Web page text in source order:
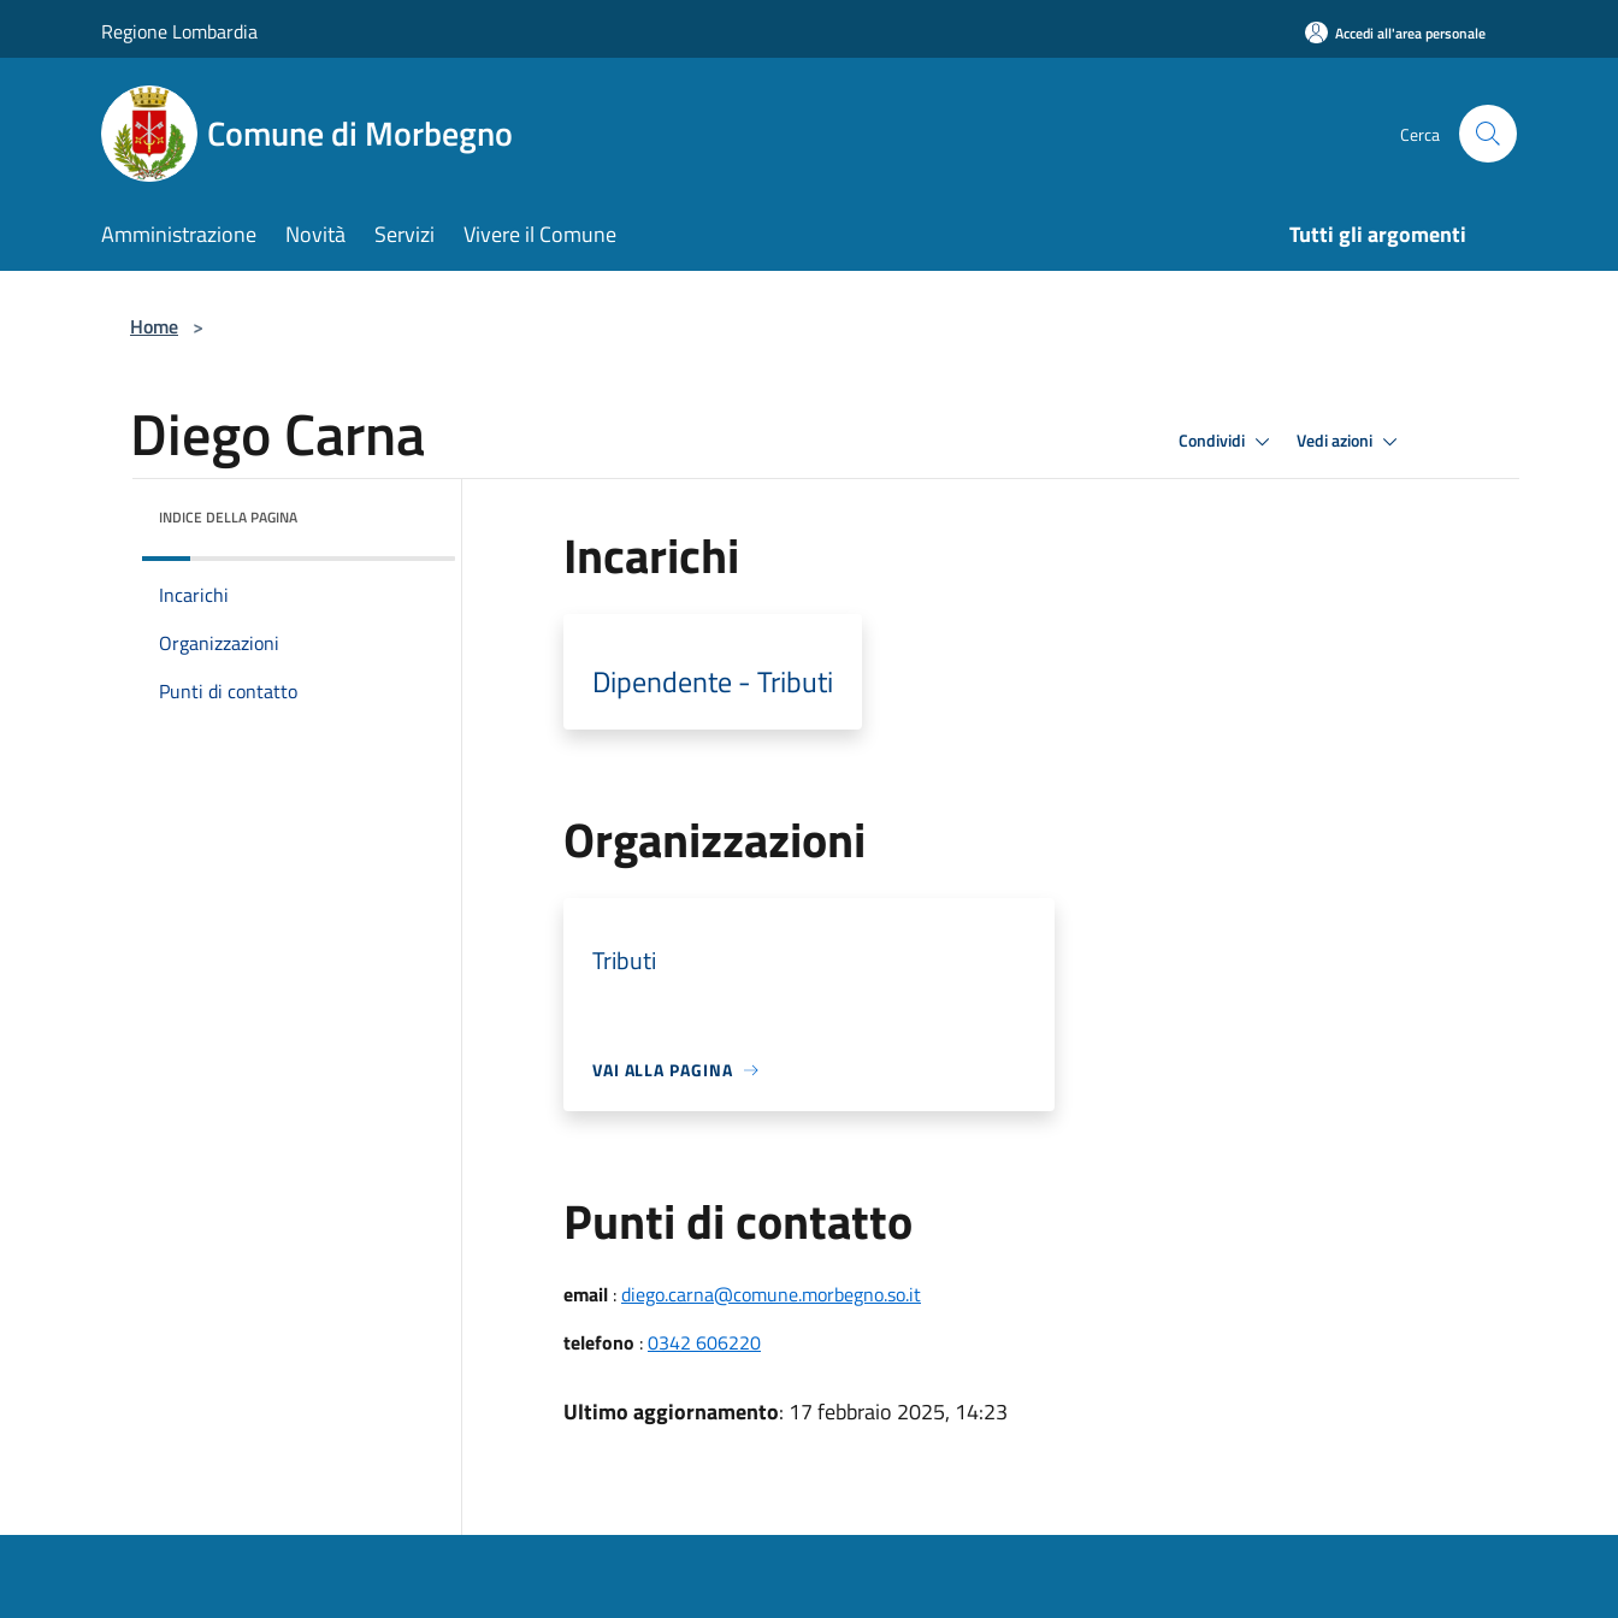
Regione Lombardia Accedi all'area personale
Comune di Morbegno Cerca
Amministrazione Novità Servizi Vivere il Comune Tutti gli argomenti
Home >
Diego Carna Condividi Vedi azioni
INDICE DELLA PAGINA
Incarichi
Organizzazioni
Punti di contatto
Incarichi
Dipendente - Tributi
Organizzazioni
Tributi
VAI ALLA PAGINA
Punti di contatto
email:diego.carna@comune.morbegno.so.it
telefono :0342 606220
Ultimo aggiornamento: 17 febbraio 2025, 14:23